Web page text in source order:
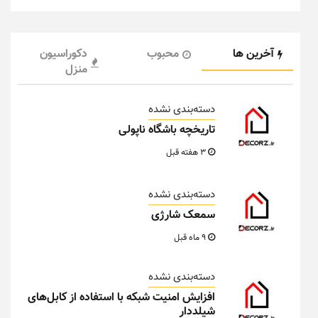
آخرین ها محبوب
دکوراسیون
منزل
دسته‌بندی نشده
تاریخچه باشگاه ناپولی
دسته‌بندی نشده
سمعک شارژی
دسته‌بندی نشده
افزایش امنیت شبکه با استفاده از کابل‌های
شیلددار